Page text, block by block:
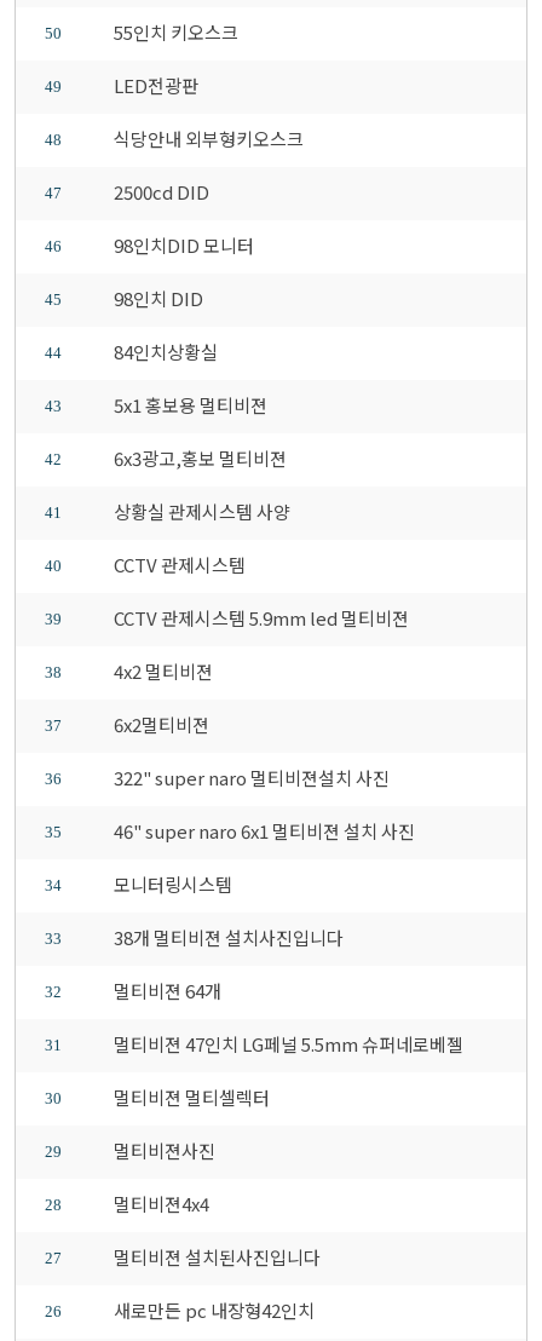
50 55인치 키오스크
49 LED전광판
48 식당안내 외부형키오스크
47 2500cd DID
46 98인치DID 모니터
45 98인치 DID
44 84인치상황실
43 5x1 홍보용 멀티비젼
42 6x3광고,홍보 멀티비젼
41 상황실 관제시스템 사양
40 CCTV 관제시스템
39 CCTV 관제시스템 5.9mm led 멀티비젼
38 4x2 멀티비젼
37 6x2멀티비젼
36 322" super naro 멀티비젼설치 사진
35 46" super naro 6x1 멀티비젼 설치 사진
34 모니터링시스템
33 38개 멀티비젼 설치사진입니다
32 멀티비젼 64개
31 멀티비젼 47인치 LG페널 5.5mm 슈퍼네로베젤
30 멀티비젼 멀티셀렉터
29 멀티비젼사진
28 멀티비젼4x4
27 멀티비젼 설치된사진입니다
26 새로만든 pc 내장형42인치